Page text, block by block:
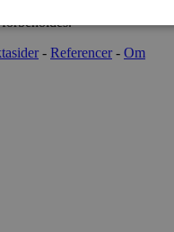
- Referencer- Om